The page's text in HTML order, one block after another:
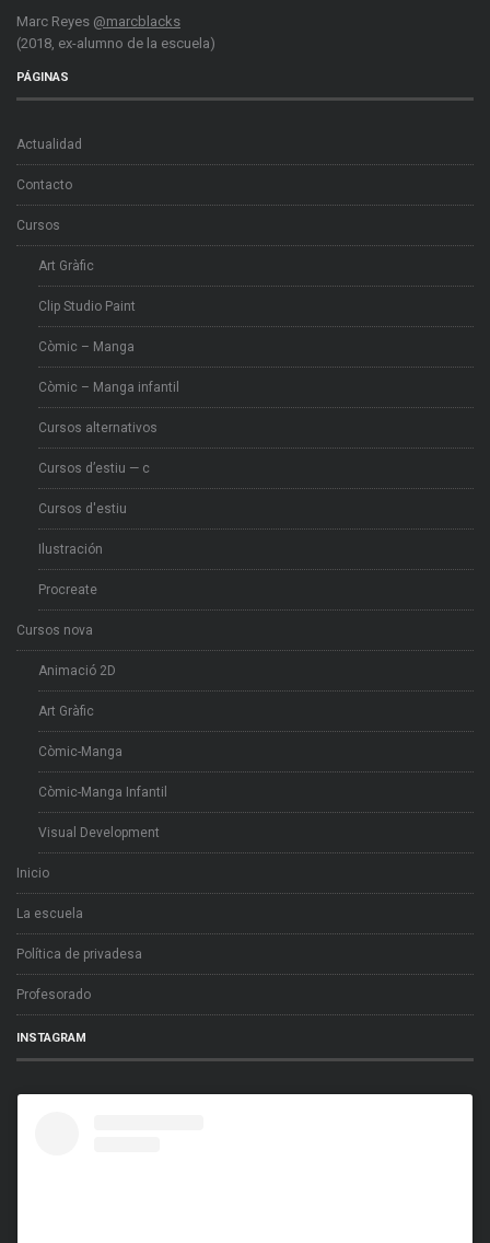
Marc Reyes @marcblacks
(2018, ex-alumno de la escuela)
PÁGINAS
Actualidad
Contacto
Cursos
Art Gràfic
Clip Studio Paint
Còmic – Manga
Còmic – Manga infantil
Cursos alternativos
Cursos d’estiu — c
Cursos d'estiu
Ilustración
Procreate
Cursos nova
Animació 2D
Art Gràfic
Còmic-Manga
Còmic-Manga Infantil
Visual Development
Inicio
La escuela
Política de privadesa
Profesorado
INSTAGRAM